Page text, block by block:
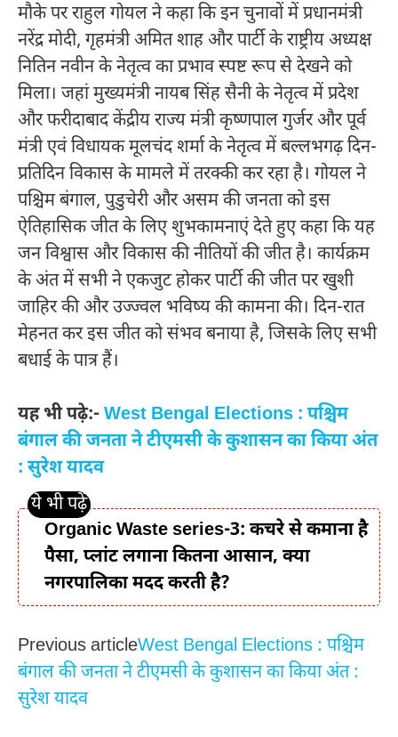
मौके पर राहुल गोयल ने कहा कि इन चुनावों में प्रधानमंत्री
नरेंद्र मोदी, गृहमंत्री अमित शाह और पार्टी के राष्ट्रीय अध्यक्ष
नितिन नवीन के नेतृत्व का प्रभाव स्पष्ट रूप से देखने को
मिला। जहां मुख्यमंत्री नायब सिंह सैनी के नेतृत्व में प्रदेश
और फरीदाबाद केंद्रीय राज्य मंत्री कृष्णपाल गुर्जर और पूर्व
मंत्री एवं विधायक मूलचंद शर्मा के नेतृत्व में बल्लभगढ़ दिन-
प्रतिदिन विकास के मामले में तरक्की कर रहा है। गोयल ने
पश्चिम बंगाल, पुडुचेरी और असम की जनता को इस
ऐतिहासिक जीत के लिए शुभकामनाएं देते हुए कहा कि यह
जन विश्वास और विकास की नीतियों की जीत है। कार्यक्रम
के अंत में सभी ने एकजुट होकर पार्टी की जीत पर खुशी
जाहिर की और उज्ज्वल भविष्य की कामना की। दिन-रात
मेहनत कर इस जीत को संभव बनाया है, जिसके लिए सभी
बधाई के पात्र हैं।
यह भी पढ़े:-West Bengal Elections : पश्चिम
बंगाल की जनता ने टीएमसी के कुशासन का किया अंत
: सुरेश यादव
Organic Waste series-3: कचरे से कमाना है
पैसा, प्लांट लगाना कितना आसान, क्या
नगरपालिका मदद करती है?
Previous articleWest Bengal Elections : पश्चिम
बंगाल की जनता ने टीएमसी के कुशासन का किया अंत :
सुरेश यादव